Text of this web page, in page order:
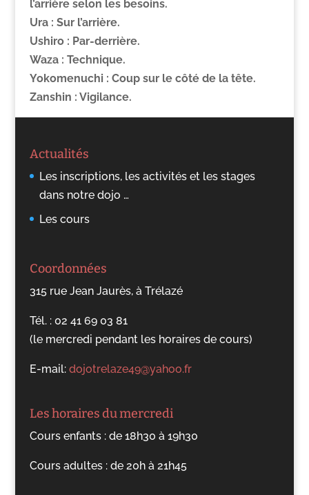
l’arrière selon les besoins.
Ura : Sur l’arrière.
Ushiro : Par-derrière.
Waza : Technique.
Yokomenuchi : Coup sur le côté de la tête.
Zanshin : Vigilance.
Actualités
Les inscriptions, les activités et les stages
dans notre dojo …
Les cours
Coordonnées
315 rue Jean Jaurès, à Trélazé
Tél. : 02 41 69 03 81
(le mercredi pendant les horaires de cours)
E-mail: dojotrelaze49@yahoo.fr
Les horaires du mercredi
Cours enfants : de 18h30 à 19h30
Cours adultes : de 20h à 21h45